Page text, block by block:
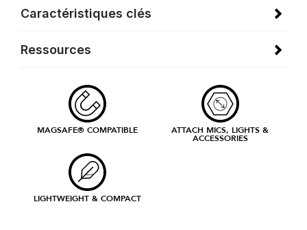
Caractéristiques clés
Ressources
MAGSAFE® COMPATIBLE ATTACH MICS, LIGHTS &
ACCESSORIES
LIGHTWEIGHT & COMPACT